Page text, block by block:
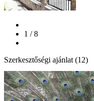
1 / 8
Szerkesztőségi ajánlat (12)